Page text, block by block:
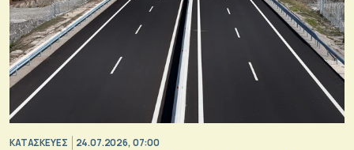
ΚΑΤΑΣΚΕΥΕΣ 24.07.2026, 07:00